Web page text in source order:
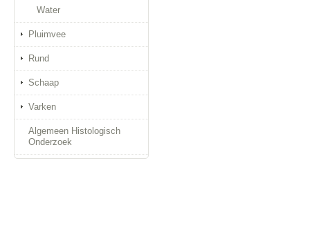
Water
Pluimvee
Rund
Schaap
Varken
Algemeen Histologisch
Onderzoek